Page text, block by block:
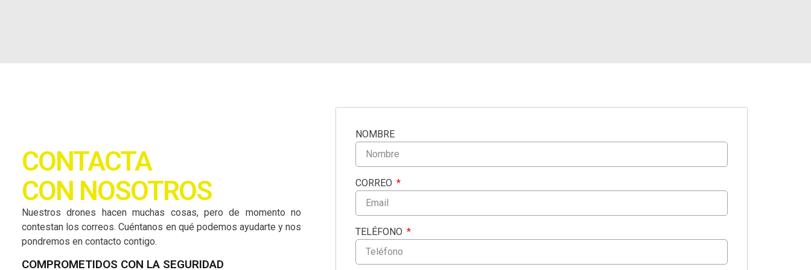
CONTACTA
CON NOSOTROS
Nuestros drones hacen muchas cosas, pero de momento no
contestan los correos. Cuéntanos en qué podemos ayudarte y nos
pondremos en contacto contigo.
COMPROMETIDOS CON LA SEGURIDAD
NOMBRE
CORREO
TELÉFONO